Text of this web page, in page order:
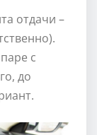
отдачи –
с
до